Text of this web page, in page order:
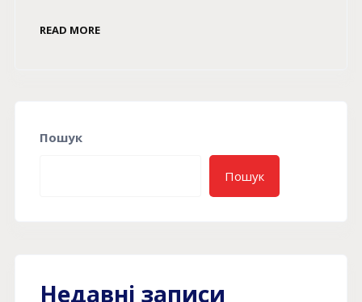
READ MORE
Пошук
Пошук
Недавні записи